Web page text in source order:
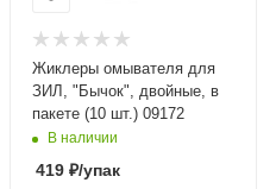
Жиклеры омывателя для
ЗИЛ, "Бычок", двойные, в
пакете (10 шт.) 09172
В наличии
419₽/упак